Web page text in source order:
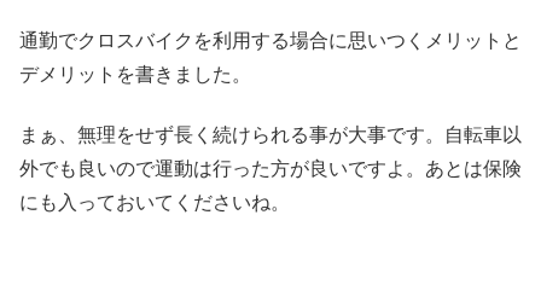
通勤でクロスバイクを利用する場合に思いつくメリットと
デメリットを書きました。
まぁ、無理をせず長く続けられる事が大事です。自転車以
外でも良いので運動は行った方が良いですよ。あとは保険
にも入っておいてくださいね。